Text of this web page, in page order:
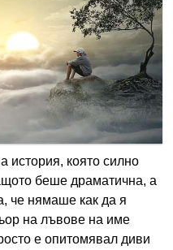
история, която силно
беше драматична, а
че нямаше как да я
на лъвове на име
е опитомявал диви